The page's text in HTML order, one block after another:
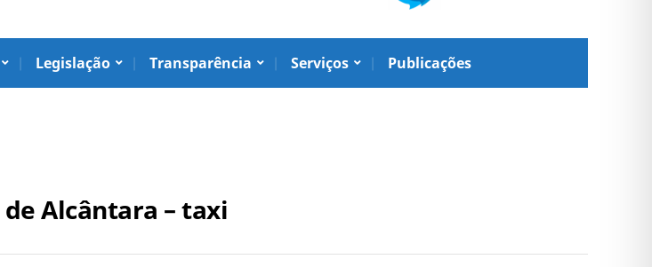
Legislação Transparência Serviços Publicações
de Alcântara – taxi